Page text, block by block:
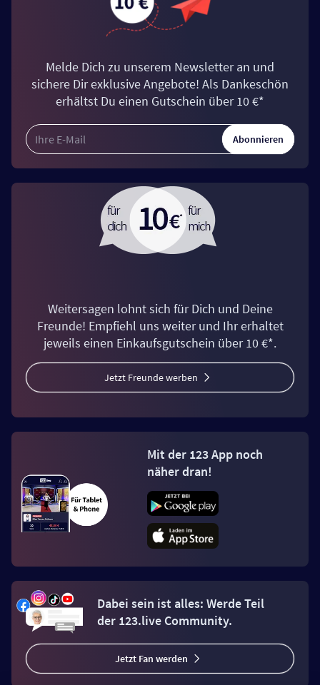
Melde Dich zu unserem Newsletter an und
sichere Dir exklusive Angebote! Als Dankeschön
erhältst Du einen Gutschein über 10 €*
Abonnieren
Weitersagen lohnt sich für Dich und Deine
Freunde! Empfiehl uns weiter und Ihr erhaltet
jeweils einen Einkaufsgutschein über 10 €*.
Jetzt Freunde werben
Mit der 123 App noch
näher dran!
Dabei sein ist alles: Werde Teil
der 123.live Community.
Jetzt Fan werden